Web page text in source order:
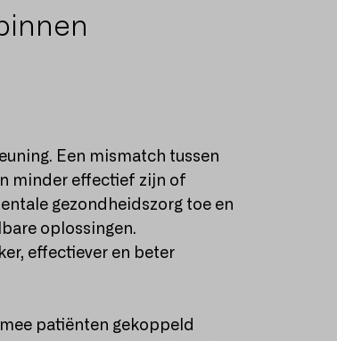
Een mismatch tussen
minder effectief zijn of
gezondheidszorg toe en
oplossingen.
effectiever en beter
patiënten gekoppeld